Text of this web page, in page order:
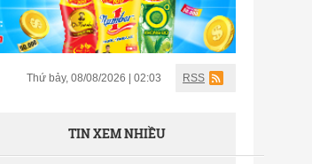
Thứ bảy, 08/08/2026 | 02:03 RSS
TIN XEM NHIỀU